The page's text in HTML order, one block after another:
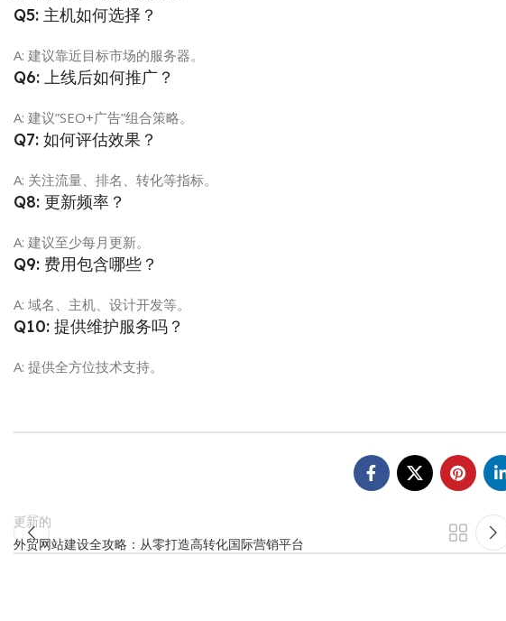
Q5: 主机如何选择？
A: 建议靠近目标市场的服务器。
Q6: 上线后如何推广？
A: 建议”SEO+广告”组合策略。
Q7: 如何评估效果？
A: 关注流量、排名、转化等指标。
Q8: 更新频率？
A: 建议至少每月更新。
Q9: 费用包含哪些？
A: 域名、主机、设计开发等。
Q10: 提供维护服务吗？
A: 提供全方位技术支持。
更新的
外贸网站建设全攻略：从零打造高转化国际营销平台